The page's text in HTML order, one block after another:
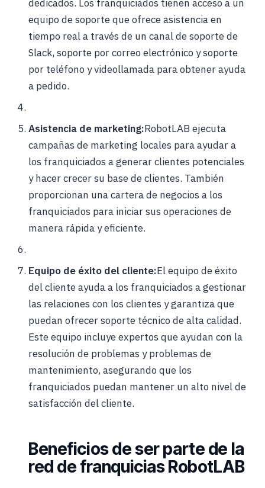
dedicados. Los franquiciados tienen acceso a un
equipo de soporte que ofrece asistencia en
tiempo real a través de un canal de soporte de
Slack, soporte por correo electrónico y soporte
por teléfono y videollamada para obtener ayuda
a pedido.
Asistencia de marketing:RobotLAB ejecuta
campañas de marketing locales para ayudar a
los franquiciados a generar clientes potenciales
y hacer crecer su base de clientes. También
proporcionan una cartera de negocios a los
franquiciados para iniciar sus operaciones de
manera rápida y eficiente.
Equipo de éxito del cliente:El equipo de éxito
del cliente ayuda a los franquiciados a gestionar
las relaciones con los clientes y garantiza que
puedan ofrecer soporte técnico de alta calidad.
Este equipo incluye expertos que ayudan con la
resolución de problemas y problemas de
mantenimiento, asegurando que los
franquiciados puedan mantener un alto nivel de
satisfacción del cliente.
Beneficios de ser parte de la
red de franquicias RobotLAB